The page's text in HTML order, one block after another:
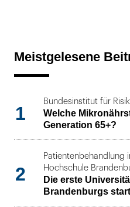
Meistgelesene
1
Bundesinstitut für
Welche
Generation 65+?
2
Patientenbehandlung
Hochschule
Die erste
Brandenburgs